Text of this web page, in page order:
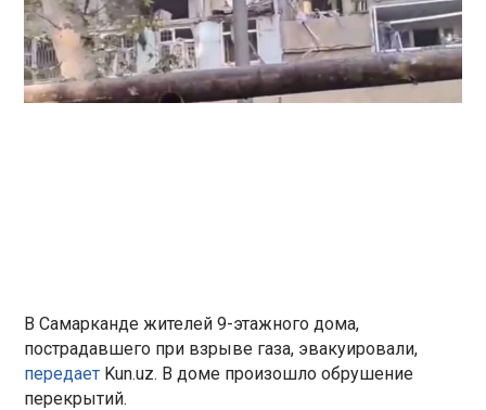
В Самарканде жителей 9-этажного дома,
пострадавшего при взрыве газа, эвакуировали,
передает Kun.uz. В доме произошло обрушение
перекрытий.